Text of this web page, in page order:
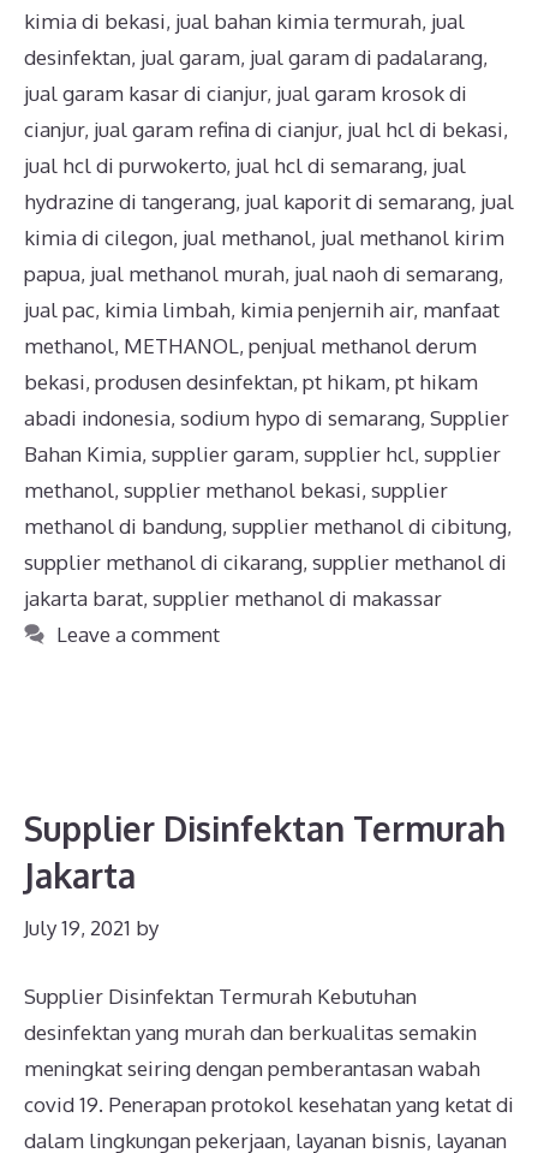
kimia di bekasi, jual bahan kimia termurah, jual
desinfektan, jual garam, jual garam di padalarang,
jual garam kasar di cianjur, jual garam krosok di
cianjur, jual garam refina di cianjur, jual hcl di bekasi,
jual hcl di purwokerto, jual hcl di semarang, jual
hydrazine di tangerang, jual kaporit di semarang, jual
kimia di cilegon, jual methanol, jual methanol kirim
papua, jual methanol murah, jual naoh di semarang,
jual pac, kimia limbah, kimia penjernih air, manfaat
methanol, METHANOL, penjual methanol derum
bekasi, produsen desinfektan, pt hikam, pt hikam
abadi indonesia, sodium hypo di semarang, Supplier
Bahan Kimia, supplier garam, supplier hcl, supplier
methanol, supplier methanol bekasi, supplier
methanol di bandung, supplier methanol di cibitung,
supplier methanol di cikarang, supplier methanol di
jakarta barat, supplier methanol di makassar
Leave a comment
Supplier Disinfektan Termurah
Jakarta
July 19, 2021 by
Supplier Disinfektan Termurah Kebutuhan
desinfektan yang murah dan berkualitas semakin
meningkat seiring dengan pemberantasan wabah
covid 19. Penerapan protokol kesehatan yang ketat di
dalam lingkungan pekerjaan, layanan bisnis, layanan